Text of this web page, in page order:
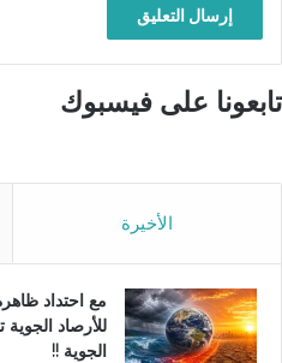
تابعونا على فيسبوك
الأخيرة
مع احتداد
للأرصاد
الجوية !!